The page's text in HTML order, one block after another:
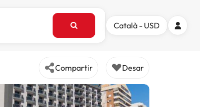
Català - USD
Compartir Desar